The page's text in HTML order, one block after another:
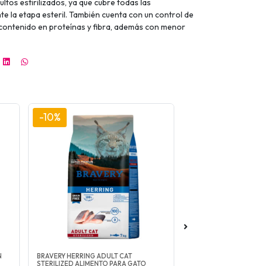
estirilizados, ya que cubre todas las
la etapa esteril. También cuenta con un control de
en proteínas y fibra, además con menor
-10%
BRAVERY HERRING ADULT CAT
STERILIZED ALIMENTO PARA GATO